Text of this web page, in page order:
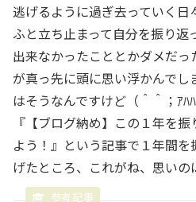
逃げるように過ぎ去っていく日
ふと立ち止まって自分を振り返
出来なかったこととかダメだ
が真っ先に頭に思い浮かんで
はそうなんですけど（＾＾；ｱ
『【ブログ納め】この１年を
よう！』という記事で１年間
げたところ、これがね、思いの